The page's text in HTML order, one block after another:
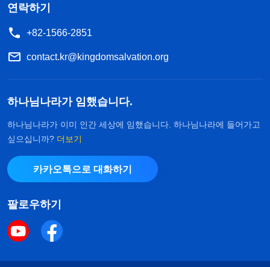
연락하기
+82-1566-2851
contact.kr@kingdomsalvation.org
하나님나라가 임했습니다.
하나님나라가 이미 인간 세상에 임했습니다. 하나님나라에 들어가고
싶으십니까? 더보기
카카오톡으로 대화하기
팔로우하기